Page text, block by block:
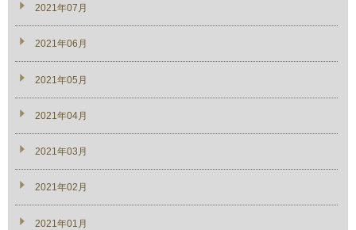
2021年07月
2021年06月
2021年05月
2021年04月
2021年03月
2021年02月
2021年01月